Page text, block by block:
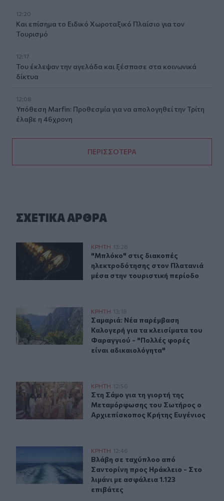
12:20
Και επίσημα το Ειδικό Χωροταξικό Πλαίσιο για τον
Τουρισμό
12:17
Του έκλεψαν την αγελάδα και ξέσπασε στα κοινωνικά
δίκτυα
12:08
Υπόθεση Marfin: Προθεσμία για να απολογηθεί την Τρίτη
έλαβε η 46χρονη
ΠΕΡΙΣΣΟΤΕΡΑ
ΣΧΕΤΙΚA AΡΘΡΑ
"Μπλόκο" στις διακοπές ηλεκτροδότησης στον
ΚΡΗΤΗ 13:28
"Μπλόκο" στις διακοπές
"Μπλόκο" στις διακοπές
ηλεκτροδότησης στον Πλατανιά
μέσα στην τουριστική περίοδο
Σαμαριά: Νέα παρέμβαση Καλογερή για τα κλεισίματα
ΚΡΗΤΗ 13:18
Σαμαριά: Νέα παρέμβαση Καλογερή
Σαμαριά: Νέα παρέμβαση
Καλογερή για τα κλεισίματα του
Φαραγγιού - "Πολλές φορές
είναι αδικαιολόγητα"
Στη Σάμο για τη γιορτή της Μεταμόρφωσης του
ΚΡΗΤΗ 12:56
Στη Σάμο για τη γιορτή της
Στη Σάμο για τη γιορτή της
Μεταμόρφωσης του Σωτήρος ο
Αρχιεπίσκοπος Κρήτης Ευγένιος
Βλάβη σε ταχύπλοο από Σαντορίνη προς Ηράκλειο -
ΚΡΗΤΗ 12:46
Βλάβη σε ταχύπλοο από Σαντορίνη
Βλάβη σε ταχύπλοο από
Σαντορίνη προς Ηράκλειο - Στο
λιμάνι με ασφάλεια 1.123
επιβάτες